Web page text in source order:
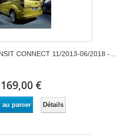
CONNECT 11/2013-06/2018 -...
169,00 €
au panier Détails